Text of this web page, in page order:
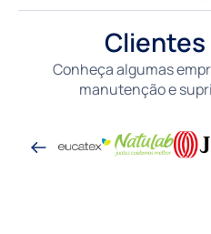
Clientes
Conheça algumas
manutenção e